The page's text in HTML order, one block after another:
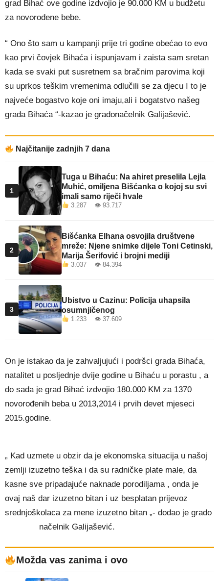
grad Bihać ove godine izdvojio je 90.000 KM u budžetu
za novorođene bebe.
“ Ono što sam u kampanji prije tri godine obećao to evo
kao prvi čovjek Bihaća i ispunjavam i zaista sam sretan
kada se svaki put susretnem sa bračnim parovima koji
su uprkos teškim vremenima odlučili se za djecu I to je
najveće bogastvo koje oni imaju,ali i bogatstvo našeg
grada Bihaća “-kazao je gradonačelnik Galijašević.
Najčitanije zadnjih 7 dana
1
Tuga u Bihaću: Na ahiret preselila Lejla
Muhić, omiljena Bišćanka o kojoj su svi
imali samo riječi hvale
3.287 👁 93.717
2
Bišćanka Elhana osvojila društvene
mreže: Njene snimke dijele Toni Cetinski,
Marija Šerifović i brojni mediji
3.037 👁 84.394
3
Ubistvo u Cazinu: Policija uhapsila
osumnjičenog
1.233 👁 37.609
On je istakao da je zahvaljujući i podršci grada Bihaća,
natalitet u posljednje dvije godine u Bihaću u porastu , a
do sada je grad Bihać izdvojio 180.000 KM za 1370
novorođenih beba u 2013,2014 i prvih devet mjeseci
2015.godine.
„ Kad uzmete u obzir da je ekonomska situacija u našoj
zemlji izuzetno teška i da su radničke plate male, da
kasne sve pripadajuće naknade porodiljama , onda je
ovaj naš dar izuzetno bitan i uz besplatan prijevoz
srednjoškolaca za mene izuzetno bitan „- dodao je grado
načelnik Galijašević.
Možda vas zanima i ovo